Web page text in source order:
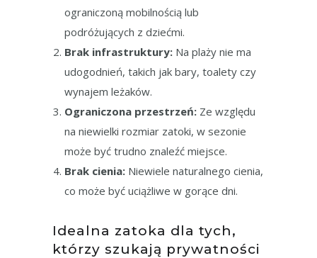
ograniczoną mobilnością lub
podróżujących z dziećmi.
Brak infrastruktury: Na plaży nie ma
udogodnień, takich jak bary, toalety czy
wynajem leżaków.
Ograniczona przestrzeń: Ze względu
na niewielki rozmiar zatoki, w sezonie
może być trudno znaleźć miejsce.
Brak cienia: Niewiele naturalnego cienia,
co może być uciążliwe w gorące dni.
Idealna zatoka dla tych,
którzy szukają prywatności